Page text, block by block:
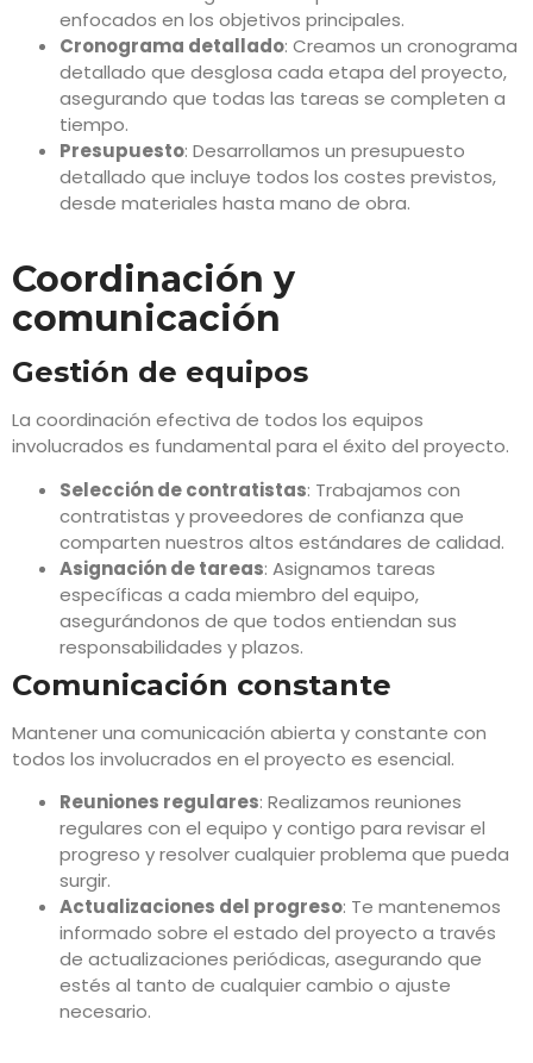
enfocados en los objetivos principales.
Cronograma detallado: Creamos un cronograma
detallado que desglosa cada etapa del proyecto,
asegurando que todas las tareas se completen a
tiempo.
Presupuesto: Desarrollamos un presupuesto
detallado que incluye todos los costes previstos,
desde materiales hasta mano de obra.
Coordinación y
comunicación
Gestión de equipos
La coordinación efectiva de todos los equipos
involucrados es fundamental para el éxito del proyecto.
Selección de contratistas: Trabajamos con
contratistas y proveedores de confianza que
comparten nuestros altos estándares de calidad.
Asignación de tareas: Asignamos tareas
específicas a cada miembro del equipo,
asegurándonos de que todos entiendan sus
responsabilidades y plazos.
Comunicación constante
Mantener una comunicación abierta y constante con
todos los involucrados en el proyecto es esencial.
Reuniones regulares: Realizamos reuniones
regulares con el equipo y contigo para revisar el
progreso y resolver cualquier problema que pueda
surgir.
Actualizaciones del progreso: Te mantenemos
informado sobre el estado del proyecto a través
de actualizaciones periódicas, asegurando que
estés al tanto de cualquier cambio o ajuste
necesario.